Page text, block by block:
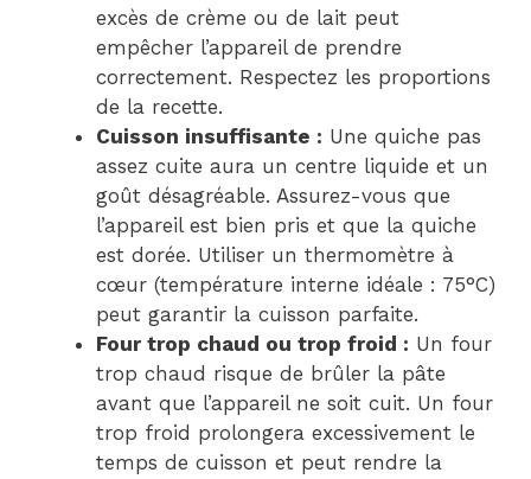
excès de crème ou de lait peut
empêcher l’appareil de prendre
correctement. Respectez les proportions
de la recette.
Cuisson insuffisante : Une quiche pas
assez cuite aura un centre liquide et un
goût désagréable. Assurez-vous que
l’appareil est bien pris et que la quiche
est dorée. Utiliser un thermomètre à
cœur (température interne idéale : 75°C)
peut garantir la cuisson parfaite.
Four trop chaud ou trop froid : Un four
trop chaud risque de brûler la pâte
avant que l’appareil ne soit cuit. Un four
trop froid prolongera excessivement le
temps de cuisson et peut rendre la